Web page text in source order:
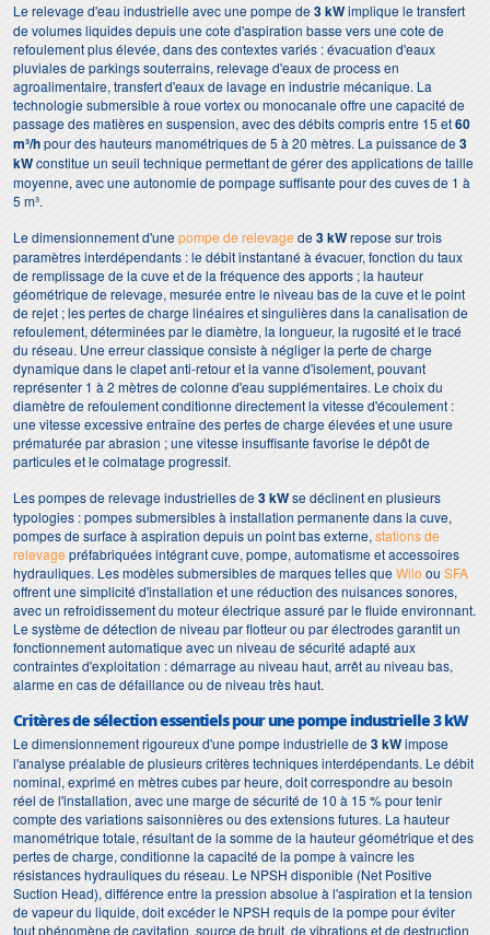
Le relevage d'eau industrielle avec une pompe de3 kWimplique le transfert
de volumes liquides depuis une cote d'aspiration basse vers une cote de
refoulement plus élevée, dans des contextes variés : évacuation d'eaux
pluviales de parkings souterrains, relevage d'eaux de process en
agroalimentaire, transfert d'eaux de lavage en industrie mécanique. La
technologie submersible à roue vortex ou monocanale offre une capacité de
passage des matières en suspension, avec des débits compris entre 15 et60
m³/hpour des hauteurs manométriques de 5 à 20 mètres. La puissance de3
kWconstitue un seuil technique permettant de gérer des applications de taille
moyenne, avec une autonomie de pompage suffisante pour des cuves de 1 à
5 m³.
Le dimensionnement d'unepompe de relevage de3 kWrepose sur trois
paramètres interdépendants : le débit instantané à évacuer, fonction du taux
de remplissage de la cuve et de la fréquence des apports ; la hauteur
géométrique de relevage, mesurée entre le niveau bas de la cuve et le point
de rejet ; les pertes de charge linéaires et singulières dans la canalisation de
refoulement, déterminées par le diamètre, la longueur, la rugosité et le tracé
du réseau. Une erreur classique consiste à négliger la perte de charge
dynamique dans le clapet anti-retour et la vanne d'isolement, pouvant
représenter 1 à 2 mètres de colonne d'eau supplémentaires. Le choix du
diamètre de refoulement conditionne directement la vitesse d'écoulement :
une vitesse excessive entraîne des pertes de charge élevées et une usure
prématurée par abrasion ; une vitesse insuffisante favorise le dépôt de
particules et le colmatage progressif.
Les pompes de relevage industrielles de3 kWse déclinent en plusieurs
typologies : pompes submersibles à installation permanente dans la cuve,
pompes de surface à aspiration depuis un point bas externe, stations de
relevage préfabriquées intégrant cuve, pompe, automatisme et accessoires
hydrauliques. Les modèles submersibles de marques telles queWilo ou SFA
offrent une simplicité d'installation et une réduction des nuisances sonores,
avec un refroidissement du moteur électrique assuré par le fluide environnant.
Le système de détection de niveau par flotteur ou par électrodes garantit un
fonctionnement automatique avec un niveau de sécurité adapté aux
contraintes d'exploitation : démarrage au niveau haut, arrêt au niveau bas,
alarme en cas de défaillance ou de niveau très haut.
Critères de sélection essentiels pour une pompe industrielle 3 kW
Le dimensionnement rigoureux d'une pompe industrielle de3 kWimpose
l'analyse préalable de plusieurs critères techniques interdépendants. Le débit
nominal, exprimé en mètres cubes par heure, doit correspondre au besoin
réel de l'installation, avec une marge de sécurité de 10 à 15 % pour tenir
compte des variations saisonnières ou des extensions futures. La hauteur
manométrique totale, résultant de la somme de la hauteur géométrique et des
pertes de charge, conditionne la capacité de la pompe à vaincre les
résistances hydrauliques du réseau. Le NPSH disponible (Net Positive
Suction Head), différence entre la pression absolue à l'aspiration et la tension
de vapeur du liquide, doit excéder le NPSH requis de la pompe pour éviter
tout phénomène de cavitation, source de bruit, de vibrations et de destruction